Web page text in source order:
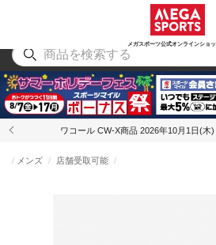
メガスポーツ公式オンラインショ
アウトドア
ワコール CW-X商品 2026年10月1日(木
メンズ 店舗受取可能